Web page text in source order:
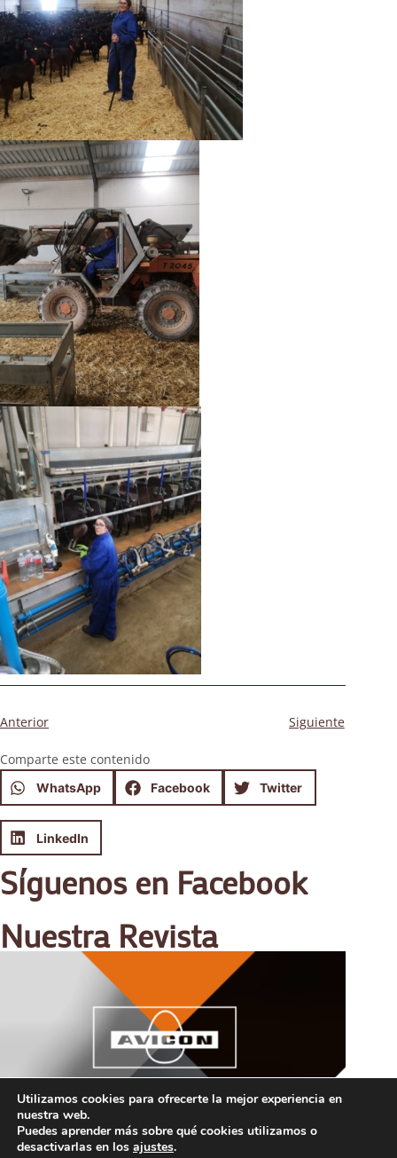
Anterior Siguiente
Comparte este contenido
WhatsApp Facebook Twitter
LinkedIn
Síguenos en Facebook
Nuestra Revista
Utilizamos cookies para ofrecerte la mejor experiencia en
nuestra web.
Puedes aprender más sobre qué cookies utilizamos o
desactivarlas en los ajustes.